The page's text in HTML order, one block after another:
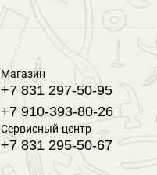
Магазин
+7 831 297-50-95
+7 910-393-80-26
Сервисный центр
+7 831 295-50-67